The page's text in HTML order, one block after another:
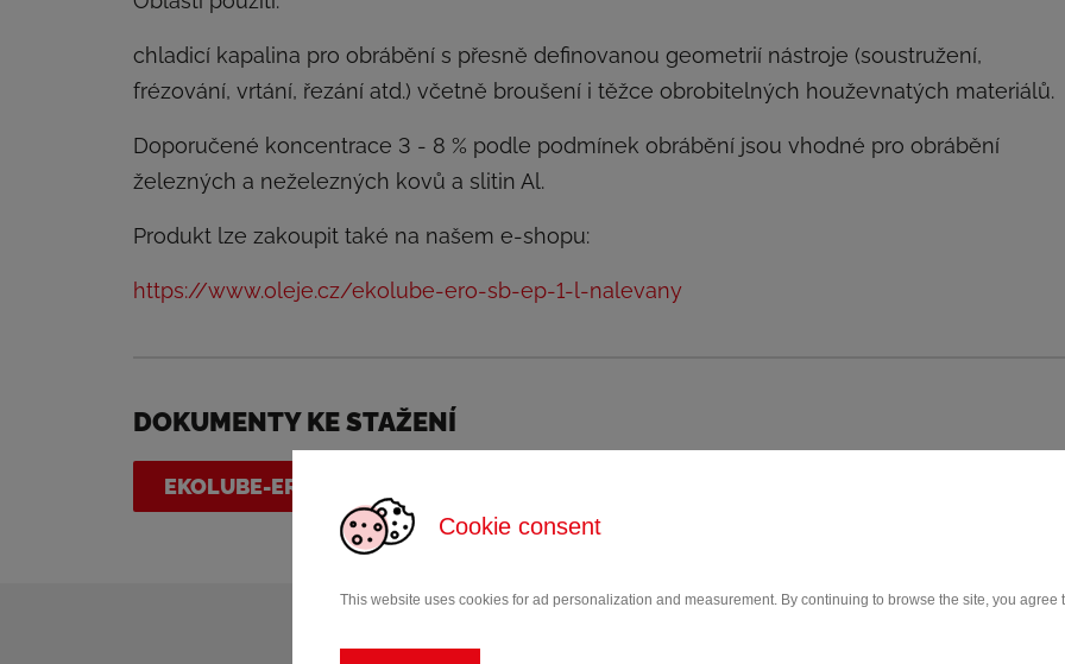
Cookie consent
This website uses cookies for ad personalization and measurement. By continuing to browse the site, you agree
chladicí kapalina pro obrábění s přesně definovanou geometrií nástroje (soustružení,
frézování, vrtání, řezání atd.) včetně broušení i těžce obrobitelných houževnatých materiálů.
Doporučené koncentrace 3 - 8 % podle podmínek obrábění jsou vhodné pro obrábění
železných a neželezných kovů a slitin Al.
Produkt lze zakoupit také na našem e-shopu:
https://www.oleje.cz/ekolube-ero-sb-ep-1-l-nalevany
DOKUMENTY KE STAŽENÍ
EKOLUBE-ERO-SB-EP.PDF